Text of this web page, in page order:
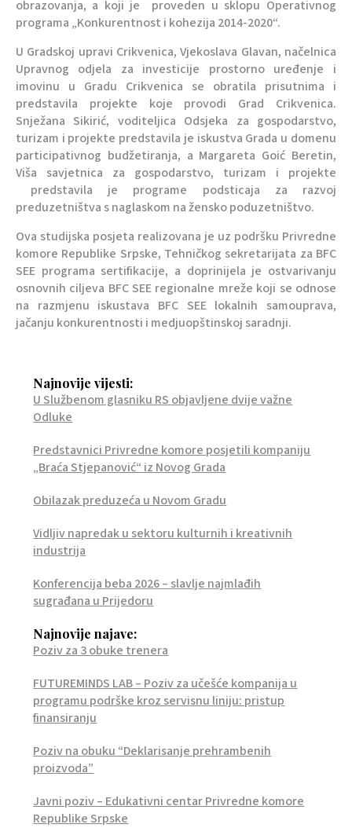
obrazovanja, a koji je proveden u sklopu Operativnog
programa „Konkurentnost i kohezija 2014-2020“.
U Gradskoj upravi Crikvenica, Vjekoslava Glavan, načelnica
Upravnog odjela za investicije prostorno uređenje i
imovinu u Gradu Crikvenica se obratila prisutnima i
predstavila projekte koje provodi Grad Crikvenica.
Snježana Sikirić, voditeljica Odsjeka za gospodarstvo,
turizam i projekte predstavila je iskustva Grada u domenu
participativnog budžetiranja, a Margareta Goić Beretin,
Viša savjetnica za gospodarstvo, turizam i projekte
predstavila je programe podsticaja za razvoj
preduzetništva s naglaskom na žensko poduzetništvo.
Ova studijska posjeta realizovana je uz podršku Privredne
komore Republike Srpske, Tehničkog sekretarijata za BFC
SEE programa sertifikacije, a doprinijela je ostvarivanju
osnovnih ciljeva BFC SEE regionalne mreže koji se odnose
na razmjenu iskustava BFC SEE lokalnih samouprava,
jačanju konkurentnosti i medjuopštinskoj saradnji.
Najnovije vijesti:
U Službenom glasniku RS objavljene dvije važne
Odluke
Predstavnici Privredne komore posjetili kompaniju
„Braća Stjepanović“ iz Novog Grada
Obilazak preduzeća u Novom Gradu
Vidljiv napredak u sektoru kulturnih i kreativnih
industrija
Konferencija beba 2026 – slavlje najmlađih
sugrađana u Prijedoru
Najnovije najave:
Poziv za 3 obuke trenera
FUTUREMINDS LAB – Poziv za učešće kompanija u
programu podrške kroz servisnu liniju: pristup
finansiranju
Poziv na obuku “Deklarisanje prehrambenih
proizvoda”
Javni poziv – Edukativni centar Privredne komore
Republike Srpske